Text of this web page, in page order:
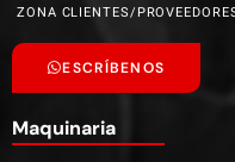
ZONA CLIENTES/
ESCRÍBENOS
Maquinaria